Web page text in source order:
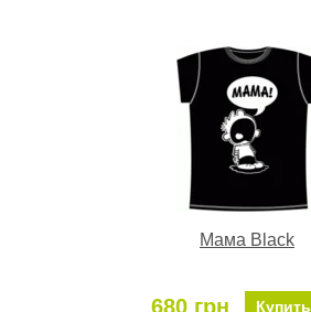
Мама Black
680 грн Купить